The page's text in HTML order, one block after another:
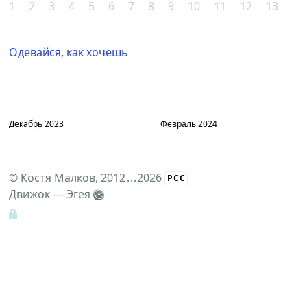
1
2 3 4 5 6 7 8 9 10 11 12 13
Одевайся, как хочешь
Декабрь 2023 Февраль 2024
© Костя Малков, 2012...2026 РСС
Движок —Эгея